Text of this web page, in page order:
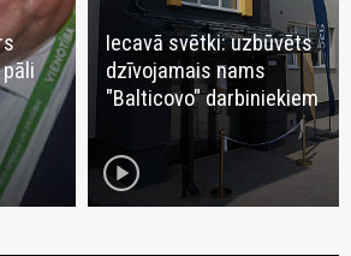
Iecavā svētki: uzbūvēts
dzīvojamais nams
"Balticovo" darbiniekiem
play_circle